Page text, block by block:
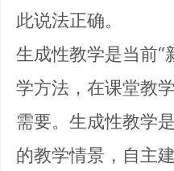
此说法正确。
生成性教学是当前“
学方法，在课堂教
需要。生成性教学
的教学情景，自主